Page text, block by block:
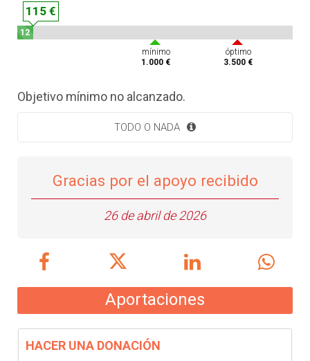
115 €
12
mínimo
1.000 €
óptimo
3.500 €
Objetivo mínimo no alcanzado.
TODO O NADA
Gracias por el apoyo recibido
26 de abril de 2026
Aportaciones
HACER UNA DONACIÓN